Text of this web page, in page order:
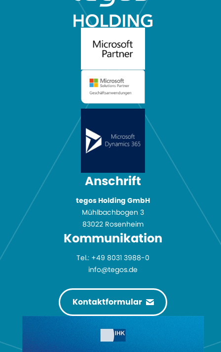
Anschrift
tegos Holding GmbH
Mühlbachbogen 3
83022 Rosenheim
Kommuni­kation
Tel.: +49 8031 3988-0
info@tegos.de
Kontaktformular